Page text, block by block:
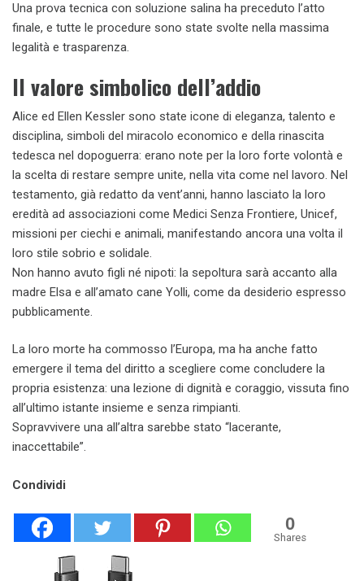
Una prova tecnica con soluzione salina ha preceduto l’atto
finale, e tutte le procedure sono state svolte nella massima
legalità e trasparenza.
Il valore simbolico dell’addio
Alice ed Ellen Kessler sono state icone di eleganza, talento e
disciplina, simboli del miracolo economico e della rinascita
tedesca nel dopoguerra: erano note per la loro forte volontà e
la scelta di restare sempre unite, nella vita come nel lavoro. Nel
testamento, già redatto da vent’anni, hanno lasciato la loro
eredità ad associazioni come Medici Senza Frontiere, Unicef,
missioni per ciechi e animali, manifestando ancora una volta il
loro stile sobrio e solidale.
Non hanno avuto figli né nipoti: la sepoltura sarà accanto alla
madre Elsa e all’amato cane Yolli, come da desiderio espresso
pubblicamente.
La loro morte ha commosso l’Europa, ma ha anche fatto
emergere il tema del diritto a scegliere come concludere la
propria esistenza: una lezione di dignità e coraggio, vissuta fino
all’ultimo istante insieme e senza rimpianti.
Sopravvivere una all’altra sarebbe stato “lacerante,
inaccettabile”.
Condividi
0
Shares